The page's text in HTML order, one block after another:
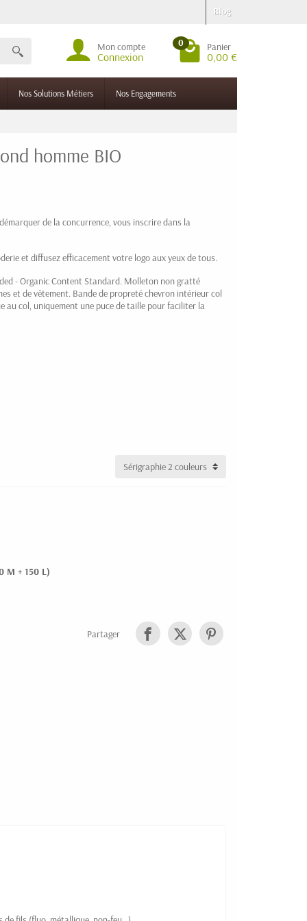
Blog
Mon compte
Connexion
0 Panier
0,00 €
Nos Solutions Métiers Nos Engagements
homme BIO
de la concurrence, vous inscrire dans la
et diffusez efficacement votre logo aux yeux de tous.
- Organic Content Standard. Molleton non gratté
et de vêtement. Bande de propreté chevron intérieur col
au col, uniquement une puce de taille pour faciliter la
M + 150 L)
Partager